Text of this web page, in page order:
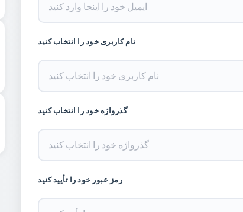
نام کاربری خود را انتخاب کنید
گذرواژه خود را انتخاب کنید
رمز عبور خود را تأیید کنید